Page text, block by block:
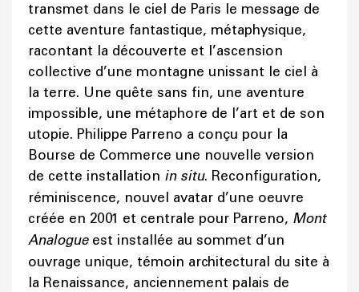
transmet dans le ciel de Paris le message de
cette aventure fantastique, métaphysique,
racontant la découverte et l’ascension
collective d’une montagne unissant le ciel à
la terre. Une quête sans fin, une aventure
impossible, une métaphore de l’art et de son
utopie. Philippe Parreno a conçu pour la
Bourse de Commerce une nouvelle version
de cette installation in situ. Reconfiguration,
réminiscence, nouvel avatar d’une oeuvre
créée en 2001 et centrale pour Parreno, Mont
Analogue est installée au sommet d’un
ouvrage unique, témoin architectural du site à
la Renaissance, anciennement palais de